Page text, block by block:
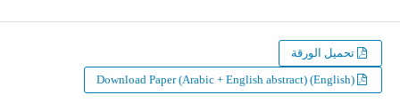
تحميل الورقة
Download Paper (Arabic + English abstract) (English)